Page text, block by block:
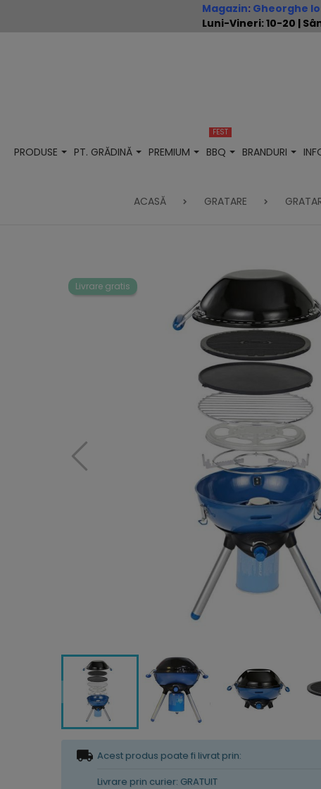
Magazin: Gheorghe
Luni-Vineri: 10-20 |
PRODUSE PT. GRĂDINĂ PREMIUM BBQ
FEST
BRANDURI
ACASĂ GRATARE
Acest produs poate fi livrat prin:
Livrare prin curier: GRATUIT
Livrare gratis